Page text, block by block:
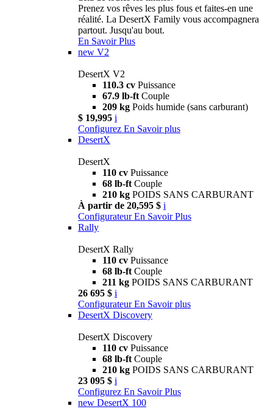
Prenez vos rêves les plus fous et faites-en une
réalité. La DesertX Family vous accompagnera
partout. Jusqu'au bout.
En Savoir Plus
new V2
DesertX V2
110.3 cv Puissance
67.9 lb-ft Couple
209 kg Poids humide (sans carburant)
$ 19,995 i
Configurez En Savoir plus
DesertX
DesertX
110 cv Puissance
68 lb-ft Couple
210 kg POIDS SANS CARBURANT
À partir de 20,595 $ i
Configurateur En Savoir Plus
Rally
DesertX Rally
110 cv Puissance
68 lb-ft Couple
211 kg POIDS SANS CARBURANT
26 695 $ i
Configurateur En Savoir plus
DesertX Discovery
DesertX Discovery
110 cv Puissance
68 lb-ft Couple
210 kg POIDS SANS CARBURANT
23 095 $ i
Configurez En Savoir Plus
new DesertX 100